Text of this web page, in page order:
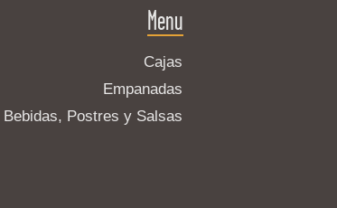
Menu
Cajas
Empanadas
Bebidas, Postres y Salsas